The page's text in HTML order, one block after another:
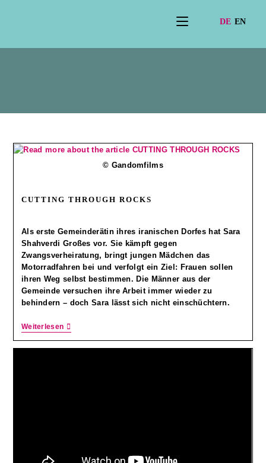
© Gandomfilms
CUTTING THROUGH ROCKS
Als erste Gemeinderätin ihres iranischen Dorfes hat Sara
Shahverdi Großes vor. Sie kämpft gegen
Zwangsverheiratung, bringt jungen Mädchen das
Motorradfahren bei und verfolgt ein Ziel: Frauen sollen
ihren Weg selbst bestimmen. Die Männer aus der
Gemeinde versuchen ihre Arbeit immer wieder zu
behindern – doch Sara lässt sich nicht einschüchtern.
Weiterlesen